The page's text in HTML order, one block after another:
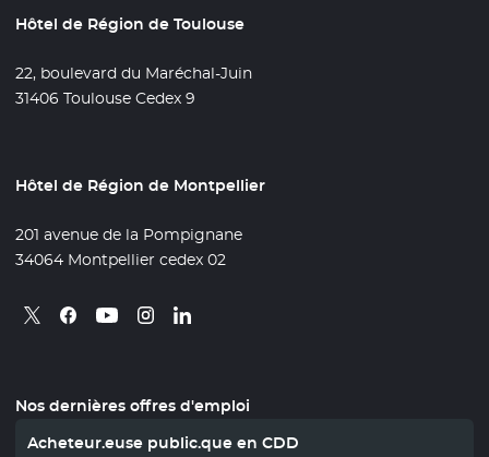
Hôtel de Région de Toulouse
22, boulevard du Maréchal-Juin
31406 Toulouse Cedex 9
Hôtel de Région de Montpellier
201 avenue de la Pompignane
34064 Montpellier cedex 02
Retrouvez nous sur X
- Nouvelle fenêtre
Retrouvez nous sur Facebook
- Nouvelle fenêtre
Retrouvez nous sur Youtube
- Nouvelle fenêtre
Retrouvez nous sur Instagram
- Nouvelle fenêtre
Retrouvez nous sur Linkedin
- Nouvelle fenêtre
Nos dernières offres d'emploi
Acheteur.euse public.que en CDD